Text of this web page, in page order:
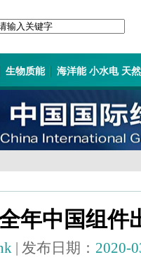
生物质能 海洋能 小水电 天
年中国组件
| 发布日期： 2020-